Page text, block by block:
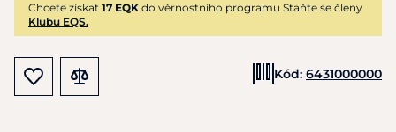
Chcete získat 17 EQK do věrnostního programu Staňte se členy
Klubu EQS.
Kód: 6431000000